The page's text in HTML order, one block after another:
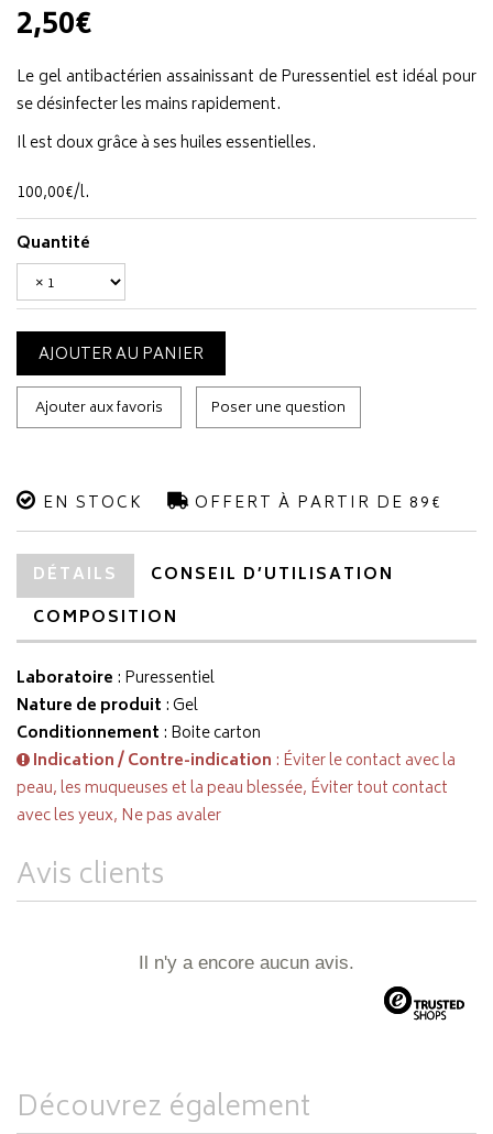
2,50€
Le gel antibactérien assainissant de Puressentiel est idéal pour
se désinfecter les mains rapidement.
Il est doux grâce à ses huiles essentielles.
100,00€/l.
Quantité
AJOUTER AU PANIER
Ajouter aux favoris Poser une question
EN STOCK OFFERT À PARTIR DE 89€
DÉTAILS
CONSEIL D’UTILISATION
COMPOSITION
Laboratoire : Puressentiel
Nature de produit : Gel
Conditionnement : Boite carton
Indication / Contre-indication : Éviter le contact avec la
peau, les muqueuses et la peau blessée, Éviter tout contact
avec les yeux, Ne pas avaler
Avis clients
Il n'y a encore aucun avis.
Découvrez également